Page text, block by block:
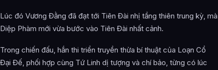
Lúc đó Vương Đằng đã đạt tới Tiên Đài nhị tầng thiên trung kỳ, mà
Diệp Phàm mới vừa bước vào Tiên Đài nhất cảnh.
Trong chiến đấu, hắn thi triển truyền thừa bí thuật của Loạn Cổ
Đại Đế, phối hợp cùng Tứ Linh dị tượng và chí bảo, từng có lúc